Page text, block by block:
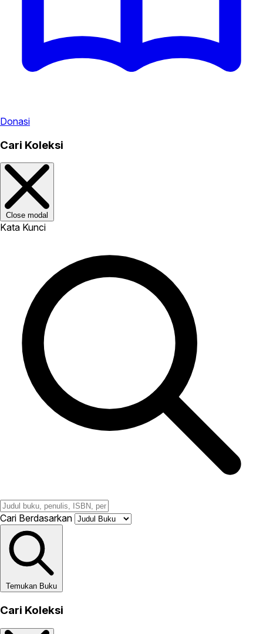
Donasi
Cari Koleksi
Close modal
Kata Kunci
Cari Berdasarkan
Temukan Buku
Cari Koleksi